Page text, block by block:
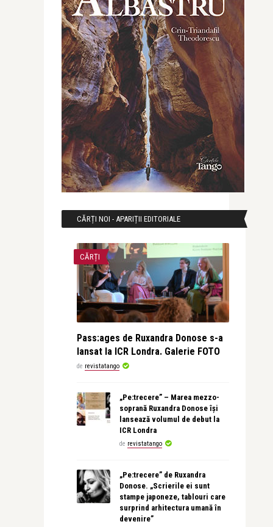
CĂRȚI NOI - APARIȚII EDITORIALE
CĂRȚI
Pass:ages de Ruxandra Donose s-a
lansat la ICR Londra. Galerie FOTO
de revistatango
„Pe:trecere” – Marea mezzo-
soprană Ruxandra Donose își
lansează volumul de debut la
ICR Londra
de revistatango
„Pe:trecere” de Ruxandra
Donose. „Scrierile ei sunt
stampe japoneze, tablouri care
surprind arhitectura umană în
devenire”